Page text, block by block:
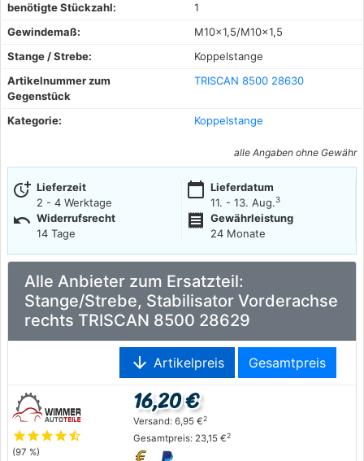
benötigte Stückzahl:
1
Gewindemaß:
M10x1,5/M10x1,5
Stange / Strebe:
Koppelstange
Artikelnummer zum
Gegenstück
TRISCAN 8500 28630
Kategorie: Koppelstange
alle Angaben ohne Gewähr
more_time Lieferzeit
2 - 4 Werktage
calendar_today Lieferdatum
11. - 13. Aug.3
undo Widerrufsrecht
14 Tage
receipt
Gewährleistung
24 Monate
Alle Anbieter zum Ersatzteil:
Stange/Strebe, Stabilisator Vorderachse
rechts TRISCAN 8500 28629
arrow_downward Artikelpreis Gesamtpreis
starstarstarstarstar_half
(97 %)
16,20 €
Versand: 6,95 €2
Gesamtpreis: 23,15 €2